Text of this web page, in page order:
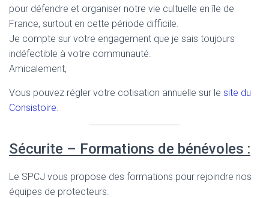
pour défendre et organiser notre vie cultuelle en île de
France, surtout en cette période difficile.
Je compte sur votre engagement que je sais toujours
indéfectible à votre communauté.
Amicalement,
Vous pouvez régler votre cotisation annuelle sur le site du
Consistoire
Sécurite – Formations de bénévoles :
Le SPCJ vous propose des formations pour rejoindre nos
équipes de protecteurs.